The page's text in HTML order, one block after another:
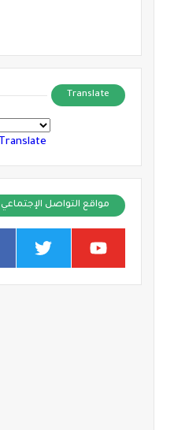
Translate
Translate
مواقع التواصل الإجتماعي